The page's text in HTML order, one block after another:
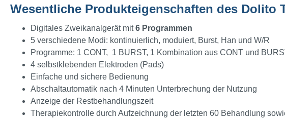
Wesentliche Produkteigenschaften des Dolito
Digitales Zweikanalgerät mit6 Programmen
5 verschiedene Modi: kontinuierlich, moduiert, Burst, Han und W/R
Programme: 1 CONT, 1 BURST, 1 Kombination aus CONT und
4 selbstklebenden Elektroden (Pads)
Einfache und sichere Bedienung
Abschaltautomatik nach 4 Minuten Unterbrechung der Nutzung
Anzeige der Restbehandlungszeit
Therapiekontrolle durch Aufzeichnung der letzten 60 Behandlung